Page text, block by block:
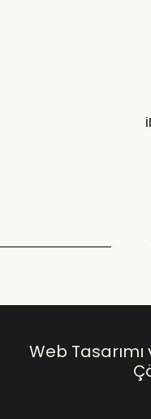
Web Tasarımı